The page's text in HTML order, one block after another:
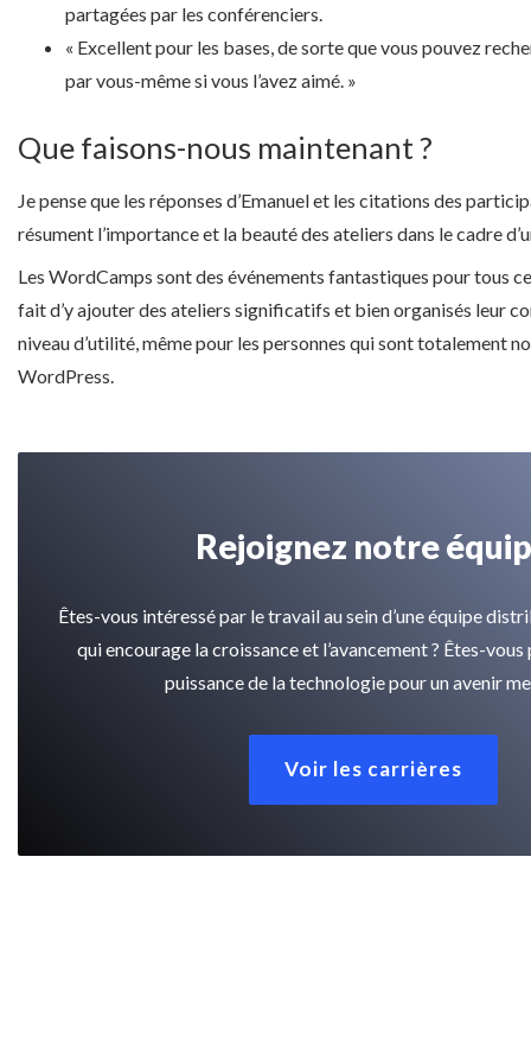
partagées par les conférenciers.
« Excellent pour les bases, de sorte que vous pouvez
par vous-même si vous l’avez aimé. »
Que faisons-nous maintenant ?
Je pense que les réponses d’Emanuel et les citations des
résument l’importance et la beauté des ateliers dans le cadre
Les WordCamps sont des événements fantastiques pour tous
fait d’y ajouter des ateliers significatifs et bien organisés leur
niveau d’utilité, même pour les personnes qui sont totalement
WordPress.
Rejoignez notre
Êtes-vous intéressé par le travail au sein d’une équipe
qui encourage la croissance et l’avancement ? Êtes-
puissance de la technologie pour un avenir
Voir les carrières